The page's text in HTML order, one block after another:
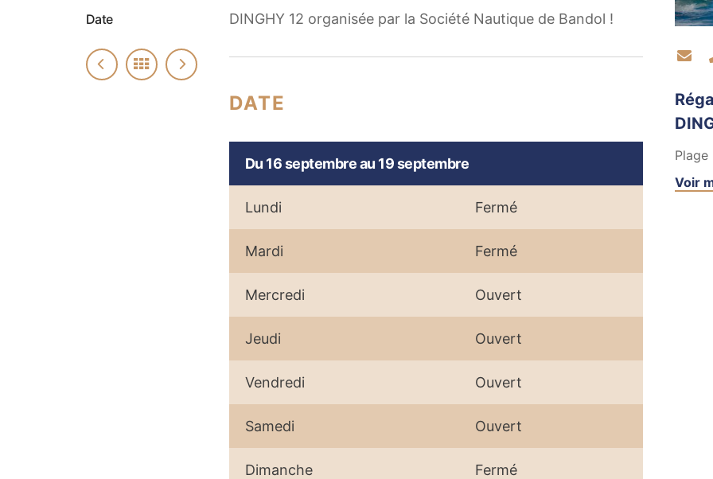
Date
DINGHY 12 organisée par la Société Nautique de Bandol !
DATE
Du 16 septembre au 19 septembre
Lundi Fermé
Mardi Fermé
Mercredi Ouvert
Jeudi Ouvert
Vendredi Ouvert
Samedi Ouvert
Dimanche Fermé
Plage
Voir